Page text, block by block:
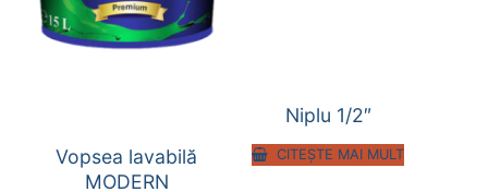
Vopsea lavabilă
MODERN
Niplu 1/2″
CITEȘTE MAI MULT